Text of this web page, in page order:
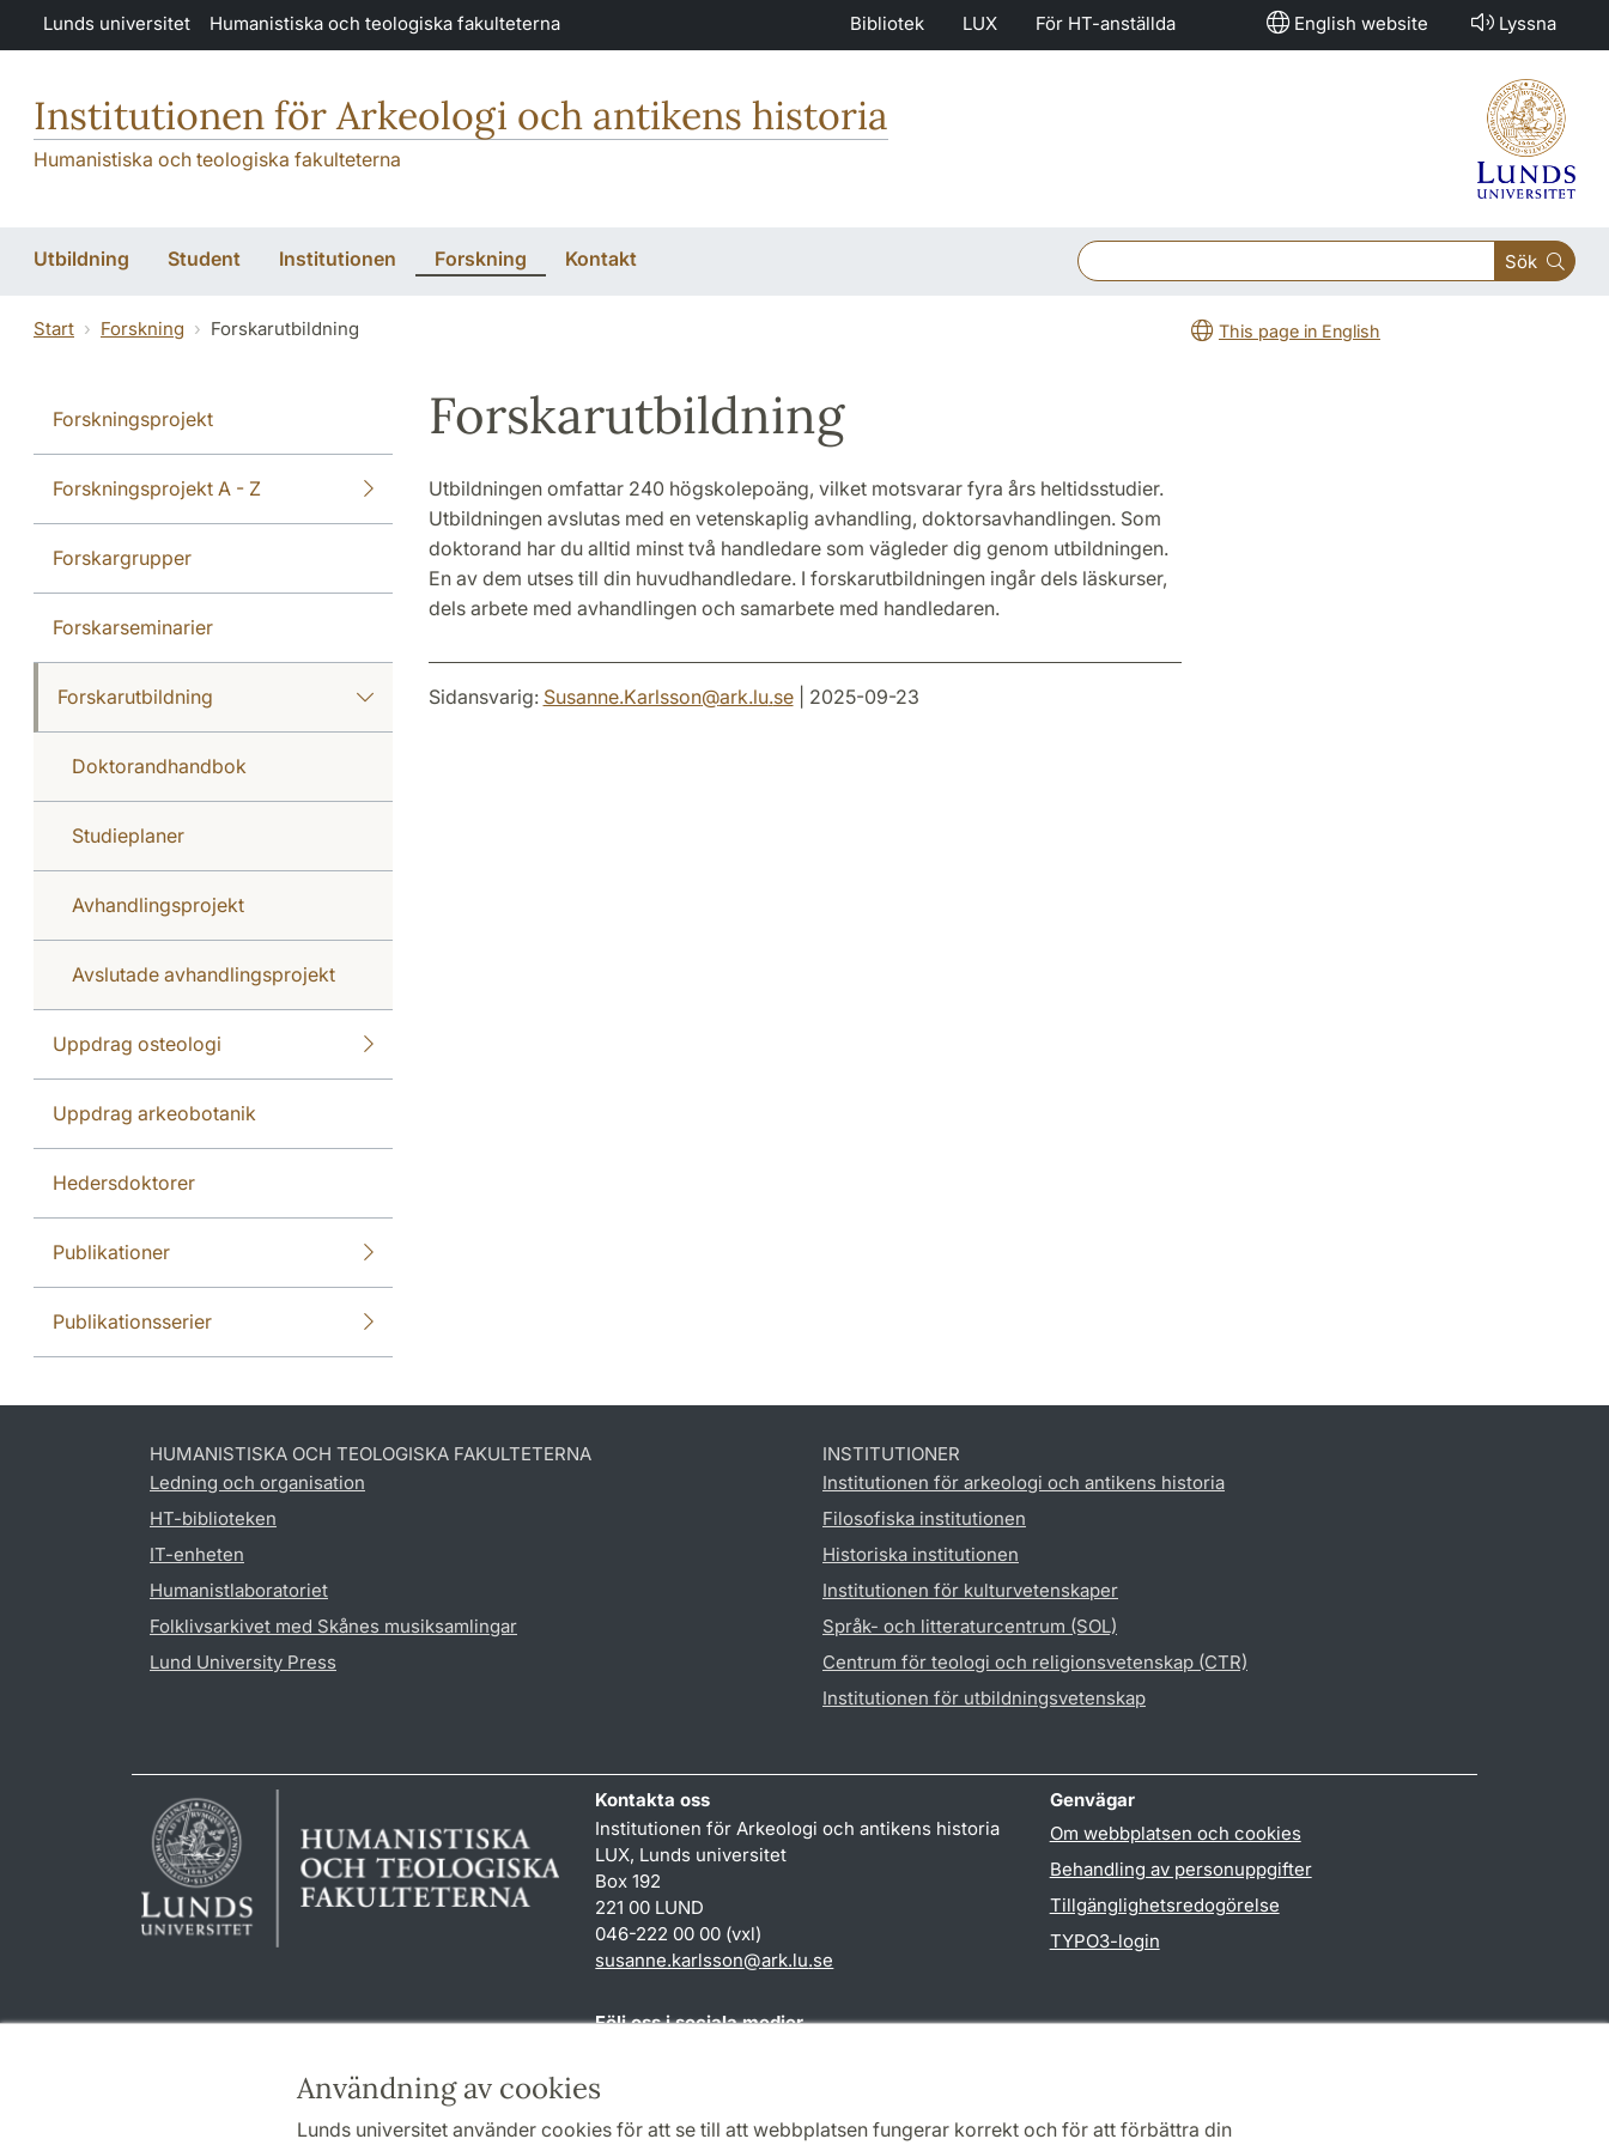
Hoppa till huvudinnehåll
Användning av cookies
Lunds universitet använder cookies för att se till att webbplatsen fungerar korrekt och för att förbättra din
Lunds universitet Humanistiska och teologiska fakulteterna Bibliotek LUX För HT-anställda English website Lyssna
Institutionen för Arkeologi och antikens historia
Humanistiska och teologiska fakulteterna
Utbildning Student Institutionen Forskning Kontakt Sök
Start Forskning Forskarutbildning This page in English
Forskningsprojekt
Forskningsprojekt A - Z
Forskargrupper
Forskarseminarier
Forskarutbildning
Doktorandhandbok
Studieplaner
Avhandlingsprojekt
Avslutade avhandlingsprojekt
Uppdrag osteologi
Uppdrag arkeobotanik
Hedersdoktorer
Publikationer
Publikationsserier
Forskarutbildning
Utbildningen omfattar 240 högskolepoäng, vilket motsvarar fyra års heltidsstudier.
Utbildningen avslutas med en vetenskaplig avhandling, doktorsavhandlingen. Som
doktorand har du alltid minst två handledare som vägleder dig genom utbildningen.
En av dem utses till din huvudhandledare. I forskarutbildningen ingår dels läskurser,
dels arbete med avhandlingen och samarbete med handledaren.
Sidansvarig: Susanne.Karlsson@ark.lu.se| 2025-09-23
HUMANISTISKA OCH TEOLOGISKA FAKULTETERNA
Ledning och organisation
HT-biblioteken
IT-enheten
Humanistlaboratoriet
Folklivsarkivet med Skånes musiksamlingar
Lund University Press
INSTITUTIONER
Institutionen för arkeologi och antikens historia
Filosofiska institutionen
Historiska institutionen
Institutionen för kulturvetenskaper
Språk- och litteraturcentrum (SOL)
Centrum för teologi och religionsvetenskap (CTR)
Institutionen för utbildningsvetenskap
Kontakta oss
Institutionen för Arkeologi och antikens historia
LUX, Lunds universitet
Box 192
221 00 LUND
046-222 00 00 (vxl)
susanne.karlsson@ark.lu.se
Genvägar
Om webbplatsen och cookies
Behandling av personuppgifter
Tillgänglighetsredogörelse
TYPO3-login
Följ oss i sociala medier